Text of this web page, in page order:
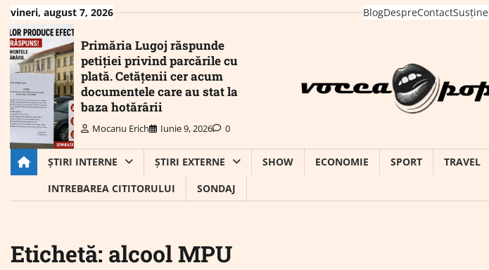
Skip
content
vineri, august 7, 2026 BlogDespreContactSusține
Primăria Lugoj răspunde
petiției privind parcările cu
plată. Cetățenii cer acum
documentele care au stat la
baza hotărârii
Mocanu Erich Iunie 9, 2026 0
ȘTIRI INTERNE ȘTIRI EXTERNE SHOW ECONOMIE SPORT TRAVEL
INTREBAREA CITITORULUI
SONDAJ
Etichetă: alcool MPU